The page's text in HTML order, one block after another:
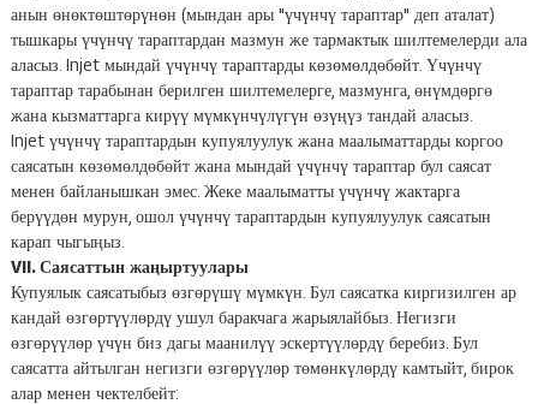
анын өнөктөштөрүнөн (мындан ары "үчүнчү тараптар" деп аталат)
тышкары үчүнчү тараптардан мазмун же тармактык шилтемелерди ала
аласыз. Injet мындай үчүнчү тараптарды көзөмөлдөбөйт. Үчүнчү
тараптар тарабынан берилген шилтемелерге, мазмунга, өнүмдөргө
жана кызматтарга кирүү мүмкүнчүлүгүн өзүңүз тандай аласыз.
Injet үчүнчү тараптардын купуялуулук жана маалыматтарды коргоо
саясатын көзөмөлдөбөйт жана мындай үчүнчү тараптар бул саясат
менен байланышкан эмес. Жеке маалыматты үчүнчү жактарга
берүүдөн мурун, ошол үчүнчү тараптардын купуялуулук саясатын
карап чыгыңыз.
VII. Саясаттын жаңыртуулары
Купуялык саясатыбыз өзгөрүшү мүмкүн. Бул саясатка киргизилген ар
кандай өзгөртүүлөрдү ушул баракчага жарыялайбыз. Негизги
өзгөрүүлөр үчүн биз дагы маанилүү эскертүүлөрдү беребиз. Бул
саясатта айтылган негизги өзгөрүүлөр төмөнкүлөрдү камтыйт, бирок
алар менен чектелбейт: